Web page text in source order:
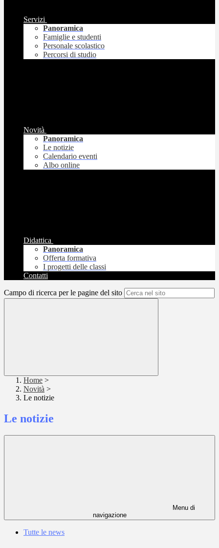
Servizi
Panoramica
Famiglie e studenti
Personale scolastico
Percorsi di studio
Novità
Panoramica
Le notizie
Calendario eventi
Albo online
Didattica
Panoramica
Offerta formativa
I progetti delle classi
Contatti
Campo di ricerca per le pagine del sito
Home >
Novità >
Le notizie
Le notizie
Menu di
navigazione
Tutte le news